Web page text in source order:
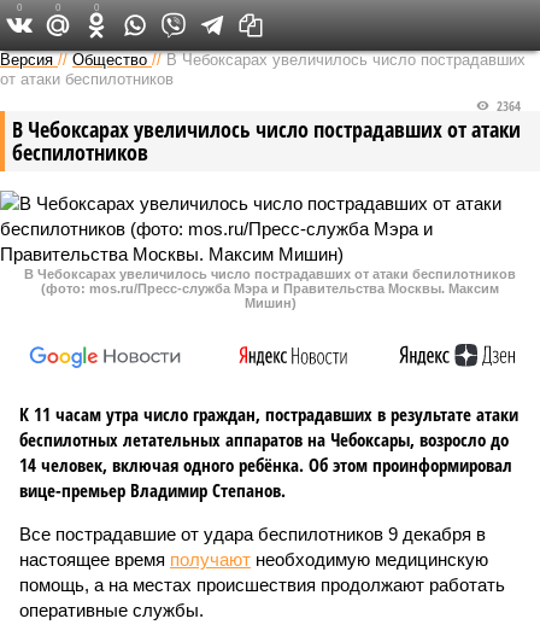
Версия в Чувашии
Версия //Общество //В Чебоксарах увеличилось число пострадавших
от атаки беспилотников
В Чебоксарах увеличилось число пострадавших от атаки
беспилотников
2364
В Чебоксарах увеличилось число пострадавших от атаки беспилотников
(фото: mos.ru/Пресс-служба Мэра и Правительства Москвы. Максим
Мишин)
К 11 часам утра число граждан, пострадавших в результате атаки
беспилотных летательных аппаратов на Чебоксары, возросло до
14 человек, включая одного ребёнка. Об этом проинформировал
вице-премьер Владимир Степанов.
Все пострадавшие от удара беспилотников 9 декабря в
настоящее время получают необходимую медицинскую
помощь, а на местах происшествия продолжают работать
оперативные службы.
0 0 0